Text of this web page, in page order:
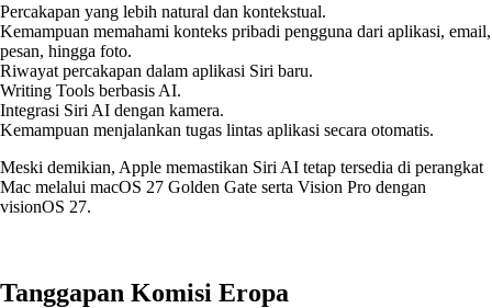
Percakapan yang lebih natural dan kontekstual.
Kemampuan memahami konteks pribadi pengguna dari aplikasi, email,
pesan, hingga foto.
Riwayat percakapan dalam aplikasi Siri baru.
Writing Tools berbasis AI.
Integrasi Siri AI dengan kamera.
Kemampuan menjalankan tugas lintas aplikasi secara otomatis.
Meski demikian, Apple memastikan Siri AI tetap tersedia di perangkat
Mac melalui macOS 27 Golden Gate serta Vision Pro dengan
visionOS 27.
Tanggapan Komisi Eropa